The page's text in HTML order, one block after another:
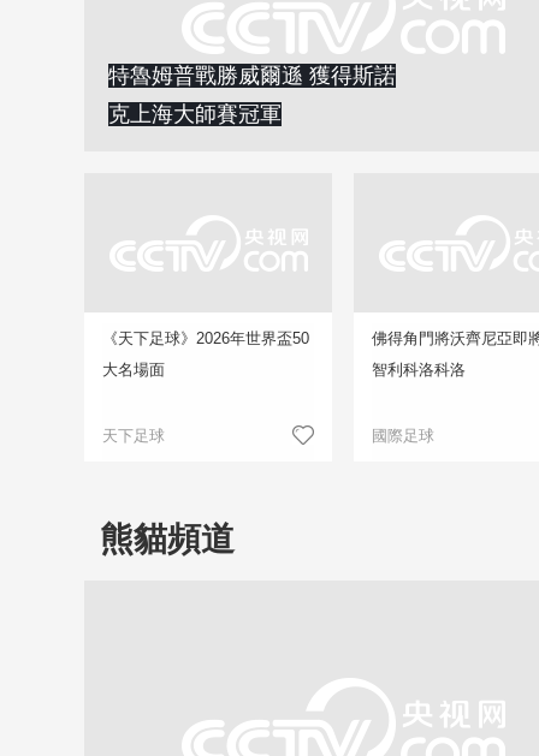
特魯姆普戰勝威爾遜 獲得斯諾
克上海大師賽冠軍
《天下足球》2026年世界盃50
大名場面
天下足球
佛得角門將沃齊尼亞即
智利科洛科洛
國際足球
熊貓頻道